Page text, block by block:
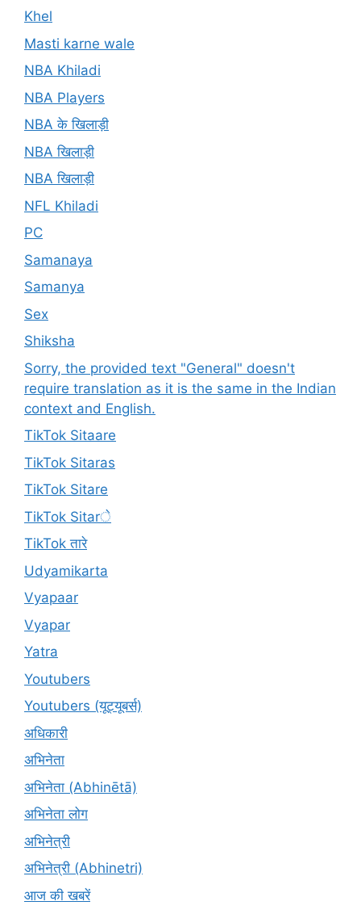
Khel
Masti karne wale
NBA Khiladi
NBA Players
NBA के खिलाड़ी
NBA खिलाड़ी
NBA खिलाड़ी
NFL Khiladi
PC
Samanaya
Samanya
Sex
Shiksha
Sorry, the provided text "General" doesn't
require translation as it is the same in the Indian
context and English.
TikTok Sitaare
TikTok Sitaras
TikTok Sitare
TikTok Sitarे
TikTok तारे
Udyamikarta
Vyapaar
Vyapar
Yatra
Youtubers
Youtubers (यूट्यूबर्स)
अधिकारी
अभिनेता
अभिनेता (Abhinētā)
अभिनेता लोग
अभिनेत्री
अभिनेत्री (Abhinetri)
आज की खबरें